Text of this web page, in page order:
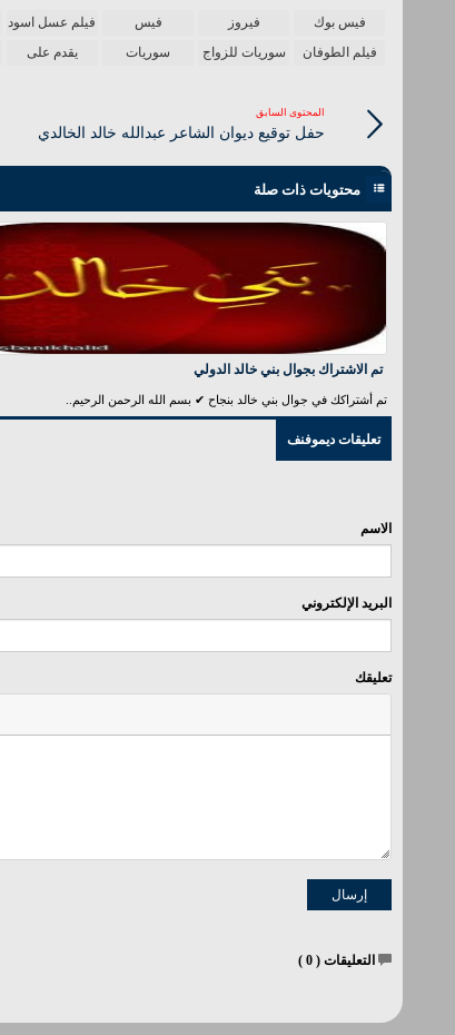
فيس بوك فيروز فيس فيلم عسل اسود
فيلم الطوفان
سوريات للزواج سوريات يقدم على
المحتوى السابق
حفل توقيع ديوان الشاعر عبدالله خالد الخالدي
محتويات ذات صلة
تم الاشتراك بجوال بني خالد الدولي
تم أشتراكك في جوال بني خالد بنجاح ✔ بسم الله الرحمن الرحيم..
تعليقات ديموفنف
الاسم
البريد الإلكتروني
تعليقك
التعليقات ( 0
)